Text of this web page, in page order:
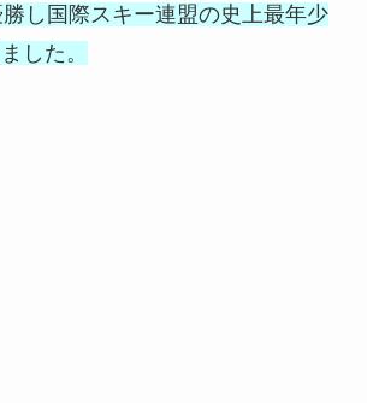
し国際スキー連盟の史上最年少
した。